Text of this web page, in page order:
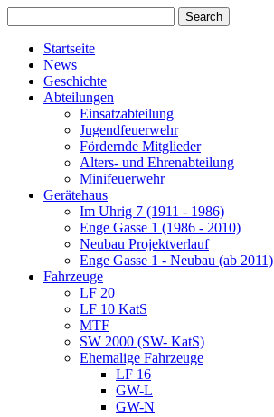
Startseite
News
Geschichte
Abteilungen
Einsatzabteilung
Jugendfeuerwehr
Fördernde Mitglieder
Alters- und Ehrenabteilung
Minifeuerwehr
Gerätehaus
Im Uhrig 7 (1911 - 1986)
Enge Gasse 1 (1986 - 2010)
Neubau Projektverlauf
Enge Gasse 1 - Neubau (ab 2011)
Fahrzeuge
LF 20
LF 10 KatS
MTF
SW 2000 (SW- KatS)
Ehemalige Fahrzeuge
LF 16
GW-L
GW-N